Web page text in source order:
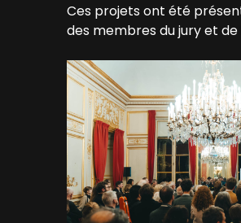
Ces projets ont été
des membres du jury et